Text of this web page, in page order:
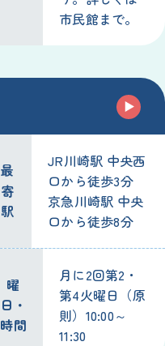
市民館まで。
最
寄
駅
JR川崎駅 中央西
口から徒歩3分
京急川崎駅 中央
口から徒歩8分
曜
日・
時間
月に2回第2・
第4火曜日（原
則）10:00～
11:30